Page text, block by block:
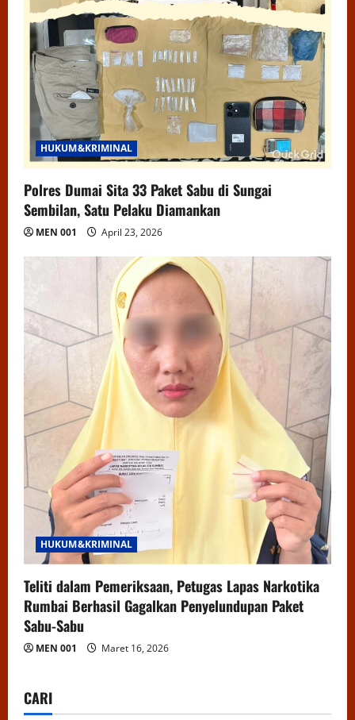
HUKUM&KRIMINAL
Polres Dumai Sita 33 Paket Sabu di Sungai
Sembilan, Satu Pelaku Diamankan
MEN 001 April 23, 2026
HUKUM&KRIMINAL
Teliti dalam Pemeriksaan, Petugas Lapas Narkotika
Rumbai Berhasil Gagalkan Penyelundupan Paket
Sabu-Sabu
MEN 001 Maret 16, 2026
CARI